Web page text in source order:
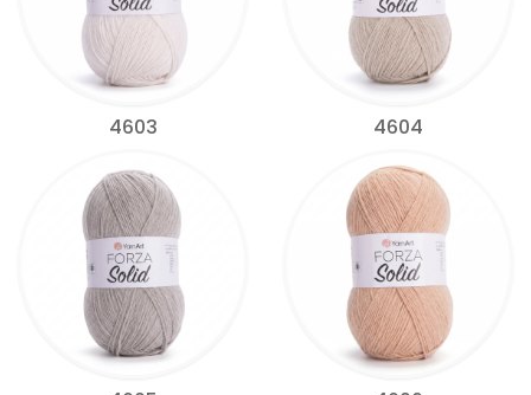
4603 4604